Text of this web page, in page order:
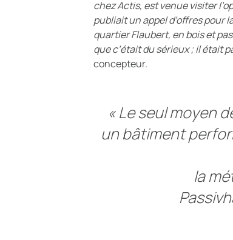
chez Actis, est venue visiter
publiait un appel d’offres pour
quartier Flaubert, en bois et
que c’était du sérieux ; il était
concepteur.
« Le seul moyen
un bâtiment
la